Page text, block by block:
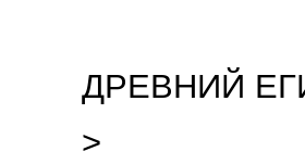
ДРЕВНИЙ
>